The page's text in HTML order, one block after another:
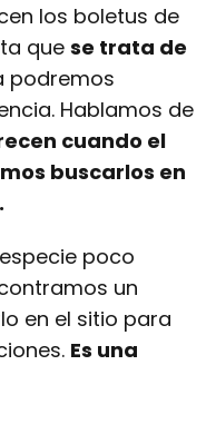
los boletus de
que se trata de
podremos
Hablamos de
cuando el
buscarlos en
poco
un
en el sitio para
Es una